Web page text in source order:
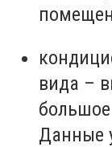
вида –
Данные